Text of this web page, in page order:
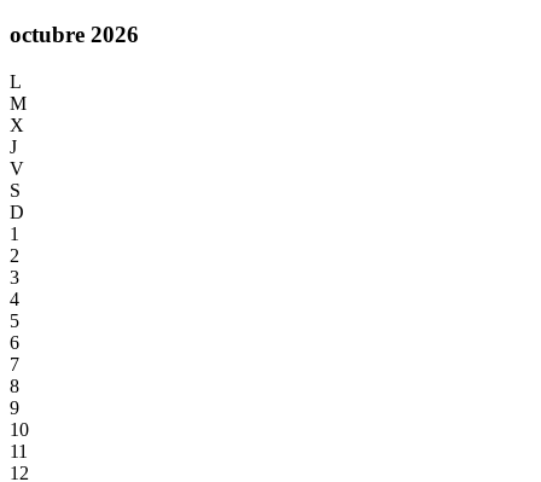
octubre 2026
L
M
X
J
V
S
D
1
2
3
4
5
6
7
8
9
10
11
12